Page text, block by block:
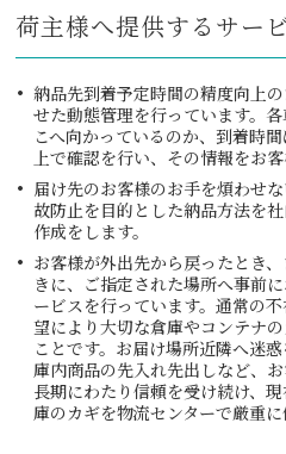
荷主様へ提供するサー
納品先到着予定時間の精度向上
せた動態管理を行っています。
こへ向かっているのか、到着時
上で確認を行い、その情報をお
届け先のお客様のお手を煩わせ
故防止を目的とした納品方法を
作成をします。
お客様が外出先から戻ったとき
きに、ご指定された場所へ事前
ービスを行っています。通常の
望により大切な倉庫やコンテナ
ことです。お届け場所近隣へ迷
庫内商品の先入れ先出しなど、
長期にわたり信頼を受け続け、
庫のカギを物流センターで厳重に